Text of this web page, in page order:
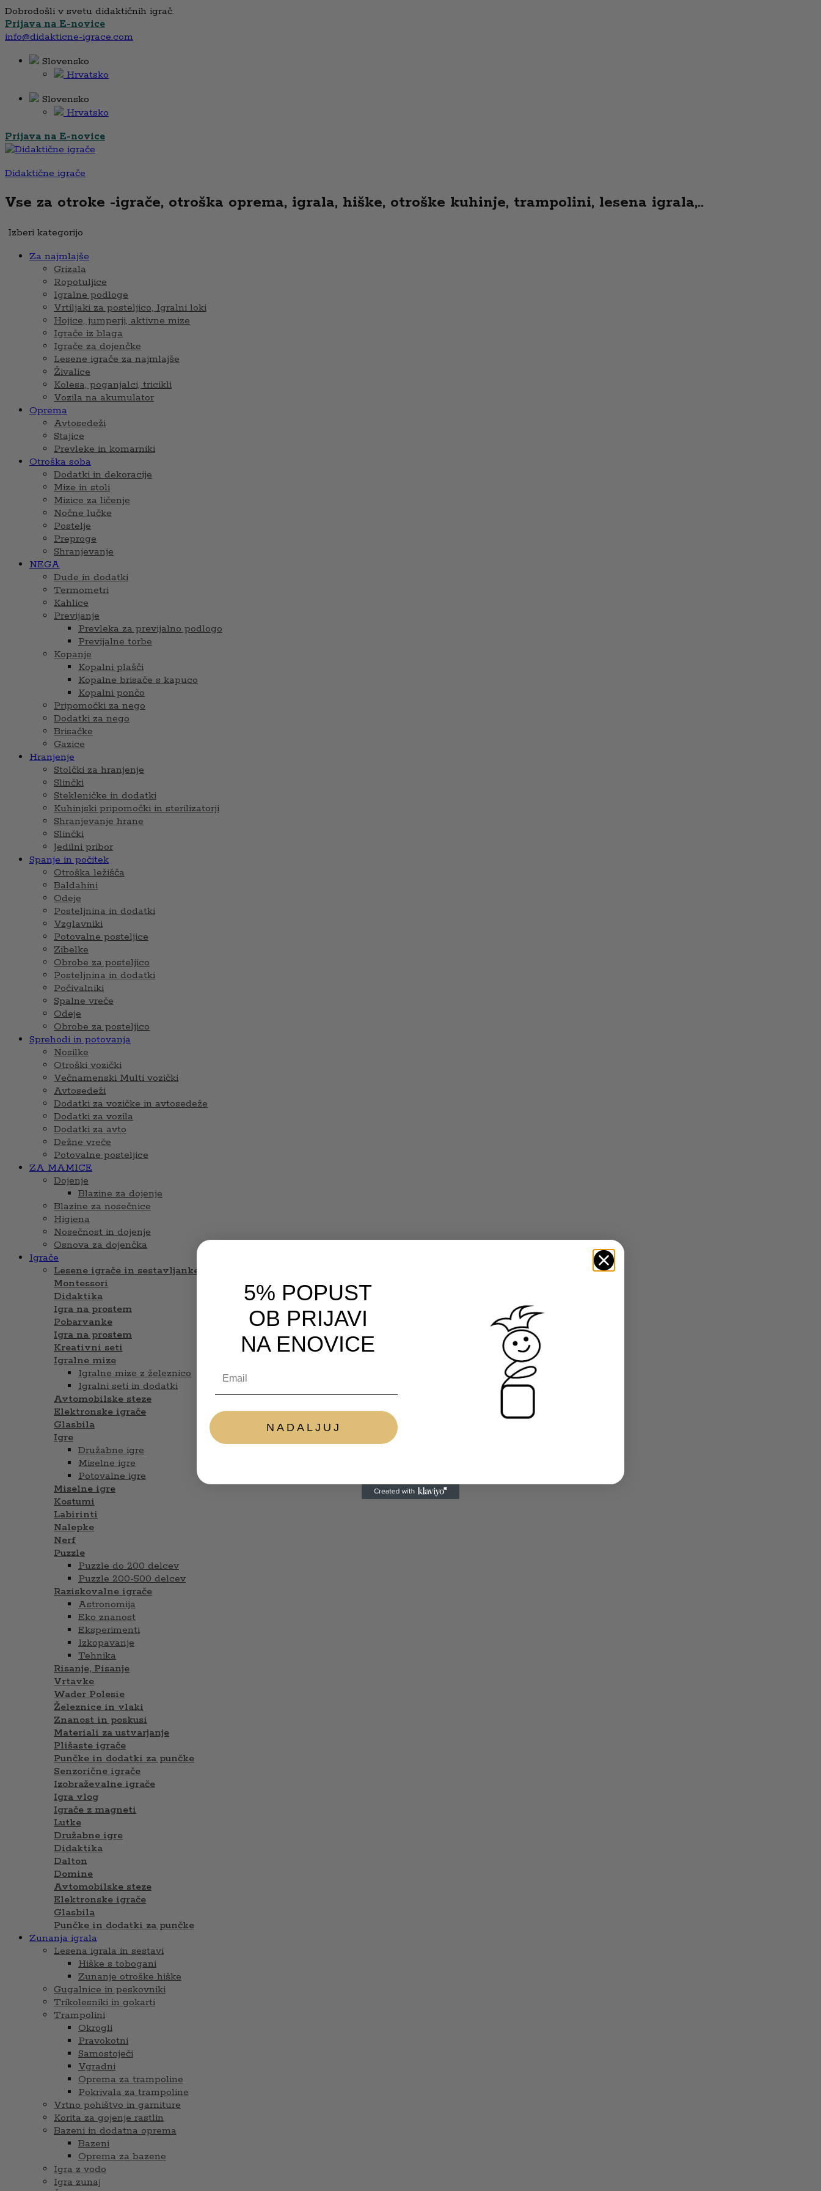
Dobrodošli v svetu didaktičnih igrač.
Prijava na E-novice
info@didakticne-igrace.com
Slovensko
Hrvatsko
Slovensko
Hrvatsko
Prijava na E-novice
Didaktične igrače
Vse za otroke -igrače, otroška oprema, igrala, hiške, otroške kuhinje, trampolini, lesena igrala,..
Izberi kategorijo
Za najmlajše
Grizala
Ropotuljice
Igralne podloge
Vrtiljaki za posteljico, Igralni loki
Hojice, jumperji, aktivne mize
Igrače iz blaga
Igrače za dojenčke
Lesene igrače za najmlajše
Živalice
Kolesa, poganjalci, tricikli
Vozila na akumulator
Oprema
Avtosedeži
Stajice
Prevleke in komarniki
Otroška soba
Dodatki in dekoracije
Mize in stoli
Mizice za ličenje
Nočne lučke
Postelje
Preproge
Shranjevanje
NEGA
Dude in dodatki
Termometri
Kahlice
Previjanje
Prevleka za previjalno podlogo
Previjalne torbe
Kopanje
Kopalni plašči
Kopalne brisače s kapuco
Kopalni pončo
Pripomočki za nego
Dodatki za nego
Brisačke
Gazice
Hranjenje
Stolčki za hranjenje
Slinčki
Stekleničke in dodatki
Kuhinjski pripomočki in sterilizatorji
Shranjevanje hrane
Slinčki
Jedilni pribor
Spanje in počitek
Otroška ležišča
Baldahini
Odeje
Posteljnina in dodatki
Vzglavniki
Potovalne posteljice
Zibelke
Obrobe za posteljico
Posteljnina in dodatki
Počivalniki
Spalne vreče
Odeje
Obrobe za posteljico
Sprehodi in potovanja
Nosilke
Otroški vozički
Večnamenski Multi vozički
Avtosedeži
Dodatki za vozičke in avtosedeže
Dodatki za vozila
Dodatki za avto
Dežne vreče
Potovalne posteljice
ZA MAMICE
Dojenje
Blazine za dojenje
Blazine za nosečnice
Higiena
Nosečnost in dojenje
Osnova za dojenčka
Igrače
Lesene igrače in sestavljanke
Montessori
Didaktika
Igra na prostem
Pobarvanke
Igra na prostem
Kreativni seti
Igralne mize
Igralne mize z železnico
Igralni seti in dodatki
Avtomobilske steze
Elektronske igrače
Glasbila
Igre
Družabne igre
Miselne igre
Potovalne igre
Miselne igre
Kostumi
Labirinti
Nalepke
Nerf
Puzzle
Puzzle do 200 delcev
Puzzle 200-500 delcev
Raziskovalne igrače
Astronomija
Eko znanost
Eksperimenti
Izkopavanje
Tehnika
Risanje, Pisanje
Vrtavke
Wader Polesie
Železnice in vlaki
Znanost in poskusi
Materiali za ustvarjanje
Plišaste igrače
Punčke in dodatki za punčke
Senzorične igrače
Izobraževalne igrače
Igra vlog
Igrače z magneti
Lutke
Družabne igre
Didaktika
Dalton
Domine
Avtomobilske steze
Elektronske igrače
Glasbila
Punčke in dodatki za punčke
Zunanja igrala
Lesena igrala in sestavi
Hiške s tobogani
Zunanje otroške hiške
Gugalnice in peskovniki
Trikolesniki in gokarti
Trampolini
Okrogli
Pravokotni
Samostoječi
Vgradni
Oprema za trampoline
Pokrivala za trampoline
Vrtno pohištvo in garniture
Korita za gojenje rastlin
Bazeni in dodatna oprema
Bazeni
Oprema za bazene
Igra z vodo
Igra zunaj
5% POPUST
OB PRIJAVI
NA ENOVICE
NADALJUJ